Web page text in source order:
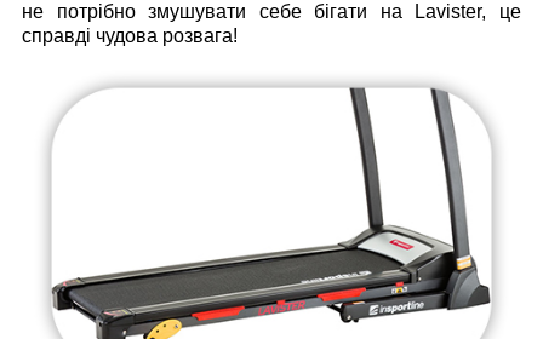
не потрібно змушувати себе бігати на Lavister, це
справді чудова розвага!